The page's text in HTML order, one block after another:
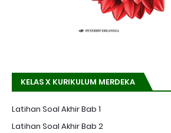
KELAS X KURIKULUM MERDEKA
Latihan Soal Akhir Bab 1
Latihan Soal Akhir Bab 2